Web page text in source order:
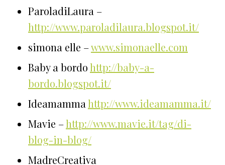
ParoladiLaura –
http://www.paroladilaura.blogspot.it/
simona elle –www.simonaelle.com
Baby a bordohttp://baby-a-
bordo.blogspot.it/
Ideamamma http://www.ideamamma.it/
Mavie –http://www.mavie.it/tag/di-
blog-in-blog/
MadreCreativa